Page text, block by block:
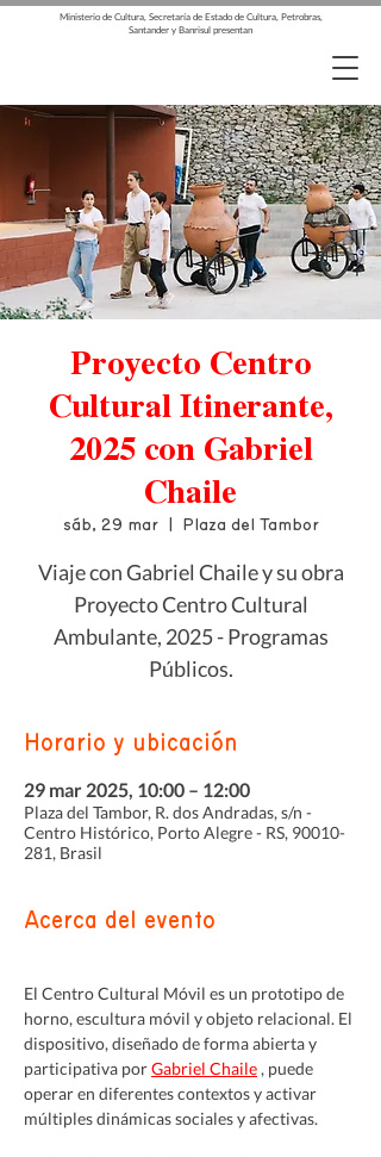
Ministerio de Cultura, Secretaría de Estado de Cultura, Petrobras,
Santander y Banrisul presentan
Proyecto Centro
Cultural Itinerante,
2025 con Gabriel
Chaile
sáb, 29 mar
  |
Plaza del Tambor
Viaje con Gabriel Chaile y su obra
Proyecto Centro Cultural
Ambulante, 2025 - Programas
Públicos.
Horario y ubicación
29 mar 2025, 10:00 – 12:00
Plaza del Tambor, R. dos Andradas, s/n -
Centro Histórico, Porto Alegre - RS, 90010-
281, Brasil
Acerca del evento
El Centro Cultural Móvil es un prototipo de
horno, escultura móvil y objeto relacional. El
dispositivo, diseñado de forma abierta y
participativa por Gabriel Chaile , puede
operar en diferentes contextos y activar
múltiples dinámicas sociales y afectivas.